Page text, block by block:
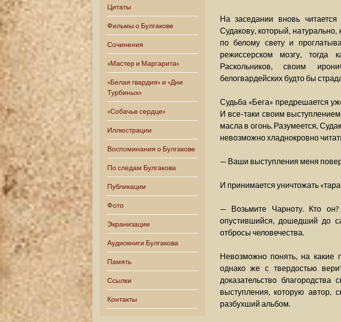
Цитаты
Фильмы о Булгакове
Сочинения
«Мастер и Маргарита»
«Белая гвардия» и «Дни
Турбиных»
«Собачье сердце»
Иллюстрации
Воспоминания о Булгакове
По следам Булгакова
Публикации
Фото
Экранизации
Аудиокниги Булгакова
Память
Ссылки
Контакты
На заседании вновь
Судакову, который,
по белому свету и
режиссерском мозгу, тогда
Раскольников, своим
белогвардейских будто бы
Судьба «Бега» предрешается
И все-таки своим
масла в огонь. Разумеется,
невозможно хладнокровно
— Ваши выступления меня
И принимается уничтожать
— Возьмите Чарноту. Кто
опустившийся, дошедший до
отбросы человечества.
Невозможно понять, на какие
однако же с твердостью
доказательство
выступления, которую автор,
разбухший альбом.